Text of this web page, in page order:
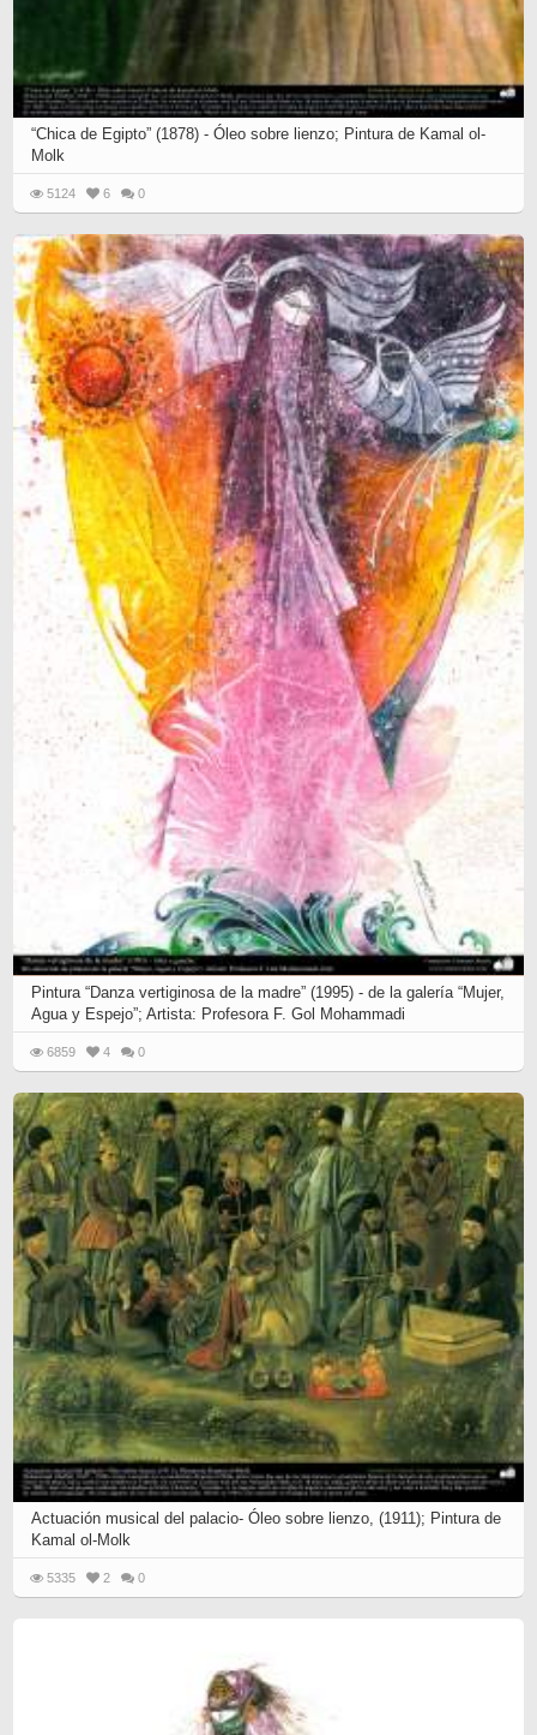
“Chica de Egipto” (1878) - Óleo sobre lienzo; Pintura de Kamal ol-
Molk
5124 6 0
Pintura “Danza vertiginosa de la madre” (1995) - de la galería “Mujer,
Agua y Espejo”; Artista: Profesora F. Gol Mohammadi
6859 4 0
Actuación musical del palacio- Óleo sobre lienzo, (1911); Pintura de
Kamal ol-Molk
5335 2 0